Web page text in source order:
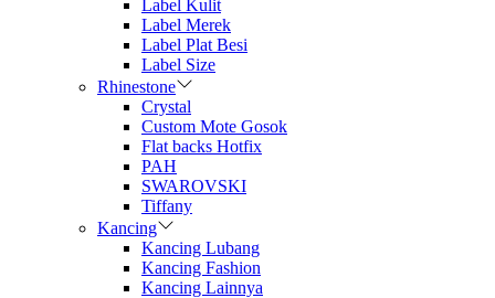
Label Kulit
Label Merek
Label Plat Besi
Label Size
Rhinestone
Crystal
Custom Mote Gosok
Flat backs Hotfix
PAH
SWAROVSKI
Tiffany
Kancing
Kancing Lubang
Kancing Fashion
Kancing Lainnya